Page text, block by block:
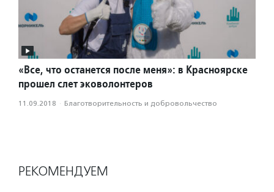
«Все, что останется после меня»: в Красноярске
прошел слет эковолонтеров
11.09.2018 · Благотвори­тель­ность и доброволь­чест­во
РЕКОМЕНДУЕМ